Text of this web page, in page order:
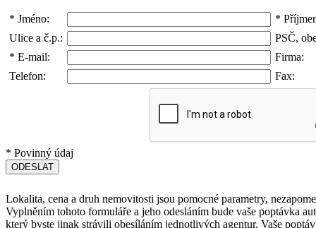
* Jméno: *
Ulice a č.p.:
PSČ,
* E-mail:
Firma:
Telefon:
Fax:
* Povinný údaj
Lokalita, cena a druh nemovitosti jsou pomocné parametry,
Vyplněním tohoto formuláře a jeho odesláním bude vaše poptávka
který byste jinak strávili obesíláním jednotlivých agentur. Vaše